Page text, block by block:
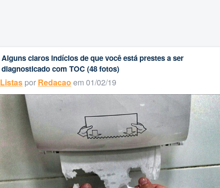
Alguns claros indícios de que você está prestes a ser
diagnosticado com TOC (48 fotos)
Listas por Redacao em 01/02/19